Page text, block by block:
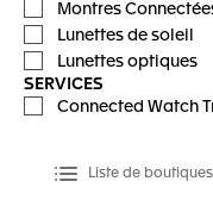
Montres
Lunettes de soleil
Lunettes optiques
SERVICES
Connected Watch
Liste de boutiques